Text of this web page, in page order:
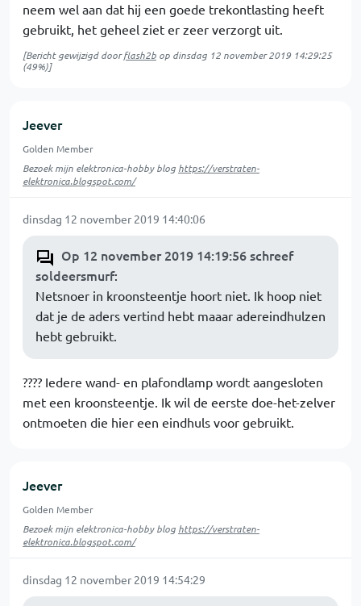
neem wel aan dat hij een goede trekontlasting heeft
gebruikt, het geheel ziet er zeer verzorgt uit.
[Bericht gewijzigd doorflash2b op dinsdag 12 november 2019 14:29:25
(49%)]
Jeever
Golden Member
Bezoek mijn elektronica-hobby blog https://verstraten-
elektronica.blogspot.com/
dinsdag 12 november 2019 14:40:06
Op 12 november 2019 14:19:56 schreef
soldeersmurf:
Netsnoer in kroonsteentje hoort niet. Ik hoop niet
dat je de aders vertind hebt maaar adereindhulzen
hebt gebruikt.
???? Iedere wand- en plafondlamp wordt aangesloten
met een kroonsteentje. Ik wil de eerste doe-het-zelver
ontmoeten die hier een eindhuls voor gebruikt.
Jeever
Golden Member
Bezoek mijn elektronica-hobby blog https://verstraten-
elektronica.blogspot.com/
dinsdag 12 november 2019 14:54:29